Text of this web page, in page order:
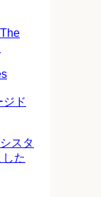
ジド
スタ
た